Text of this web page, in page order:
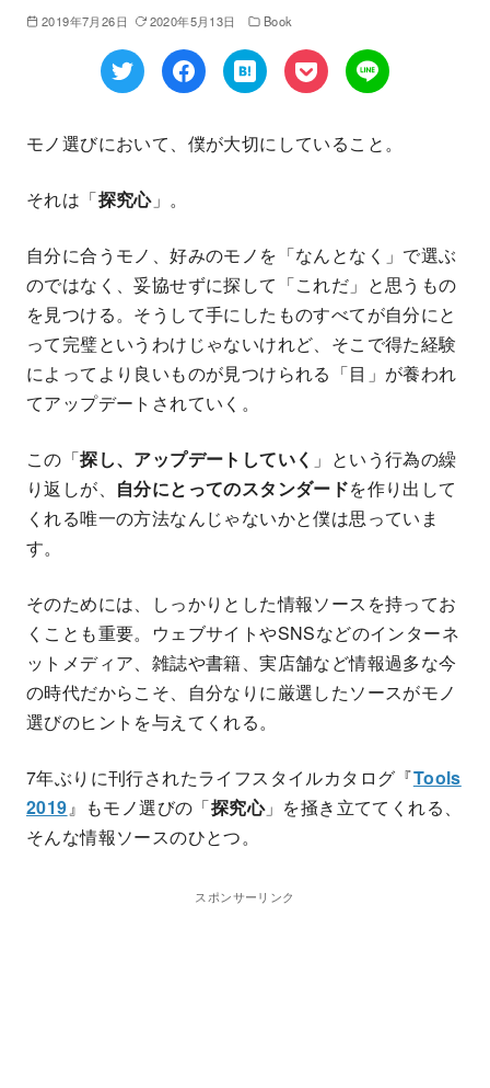
2019年7月26日 2020年5月13日 Book
モノ選びにおいて、僕が大切にしていること。
それは「探究心」。
自分に合うモノ、好みのモノを「なんとなく」で選ぶ
のではなく、妥協せずに探して「これだ」と思うもの
を見つける。そうして手にしたものすべてが自分にと
って完璧というわけじゃないけれど、そこで得た経験
によってより良いものが見つけられる「目」が養われ
てアップデートされていく。
この「探し、アップデートしていく 」という行為の繰
り返しが、 自分にとってのスタンダードを作り出して
くれる唯一の方法なんじゃないかと僕は思っていま
す。
そのためには、しっかりとした情報ソースを持ってお
くことも重要。ウェブサイトやSNSなどのインターネ
ットメディア、雑誌や書籍、実店舗など情報過多な今
の時代だからこそ、自分なりに厳選したソースがモノ
選びのヒントを与えてくれる。
7年ぶりに刊行されたライフスタイルカタログ『Tools
2019』もモノ選びの「探究心」を掻き立ててくれる、
そんな情報ソースのひとつ。
スポンサーリンク